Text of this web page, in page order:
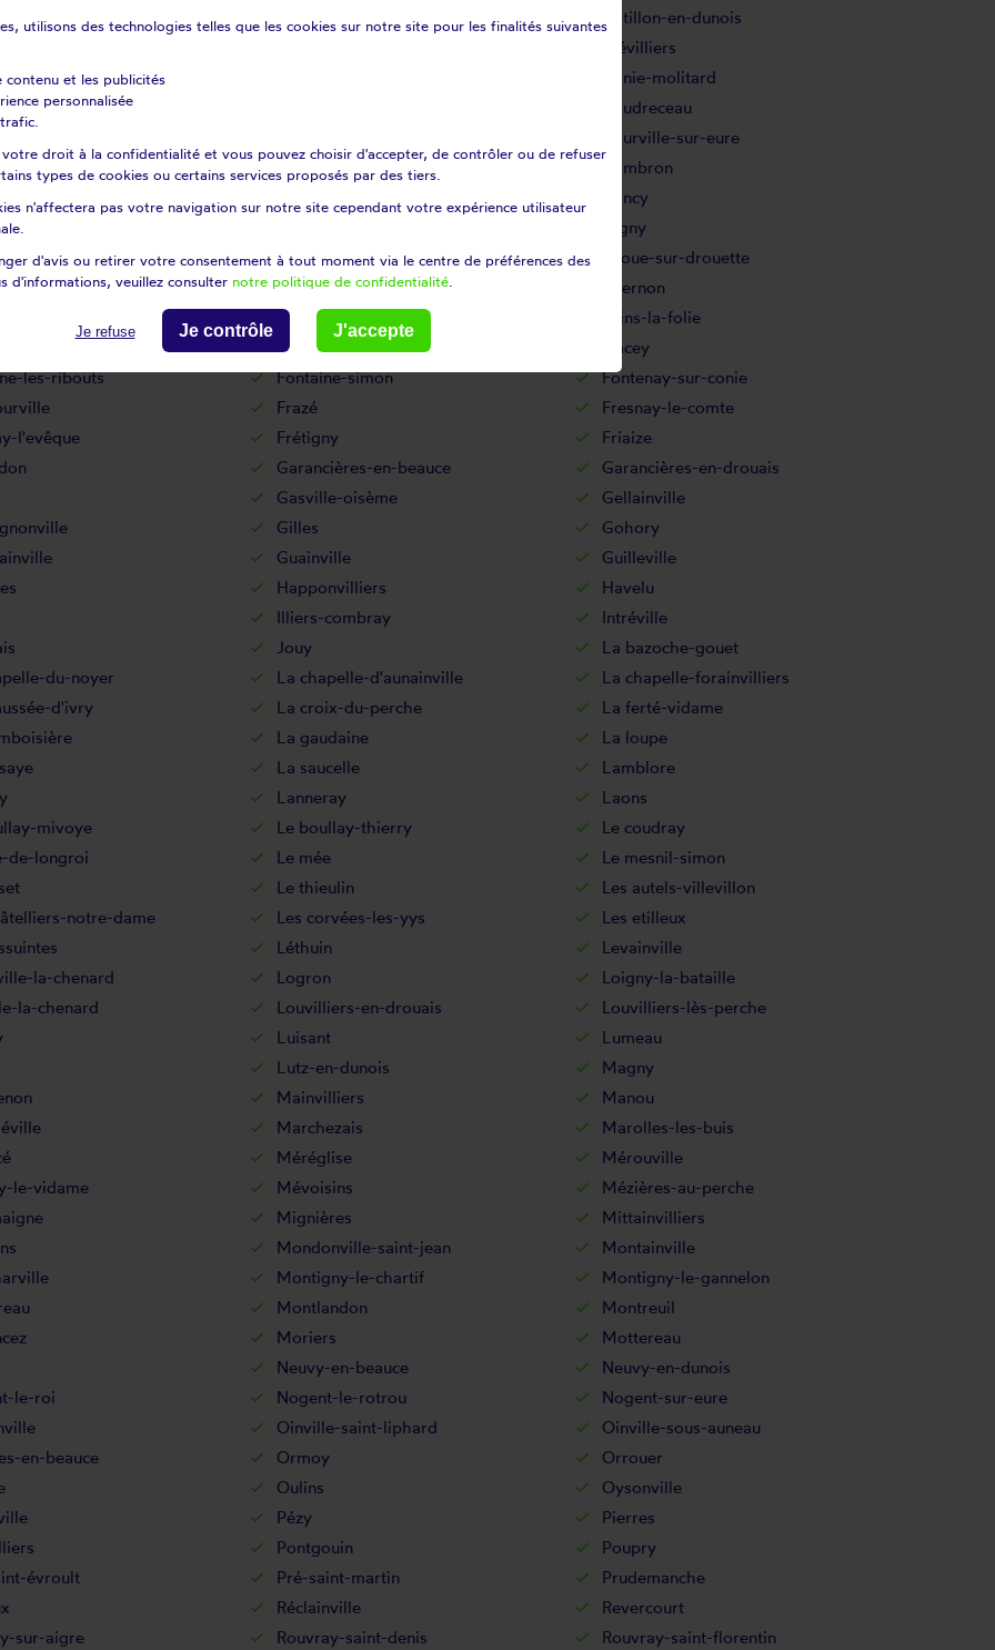
Cherisy
Chtillon-en-dunois
Clévilliers
Conie-molitard
Coudreceau
Courville-sur-eure
Crucey-villages
Dambron
sous-brou Dampierre-sur-avre
Dancy
Digny
Dreux
Droue-sur-drouette
Épeautrolles
Épernon
Escorpain
Fains-la-folie
Fessanvilliers-mattanvillier
Flacey
les-ribouts Fontaine-simon
Fontenay-sur-conie
Frazé
Fresnay-le-comte
l'evêque Frétigny
Friaize
Garancières-en-beauce
Garancières-en-drouais
Gasville-oisème
Gellainville
Gilles
Gohory
Guainville
Guilleville
Happonvilliers
Havelu
Illiers-combray
Intréville
Jouy
La bazoche-gouet
du-noyer La chapelle-d'aunainville
La chapelle-forainvilliers
d'ivry La croix-du-perche
La ferté-vidame
La gaudaine
La loupe
La saucelle
Lamblore
Lanneray
Laons
mivoye Le boullay-thierry
Le coudray
de-longroi Le mée
Le mesnil-simon
Le thieulin
Les autels-villevillon
notre-dame Les corvées-les-yys
Les etilleux
Léthuin
Levainville
la-chenard Logron
Loigny-la-bataille
la-chenard Louvilliers-en-drouais
Louvilliers-lès-perche
Luisant
Lumeau
Lutz-en-dunois
Magny
Mainvilliers
Manou
Marchezais
Marolles-les-buis
Méréglise
Mérouville
le-vidame Mévoisins
Mézières-au-perche
Mignières
Mittainvilliers
Mondonville-saint-jean
Montainville
Montigny-le-chartif
Montigny-le-gannelon
Montlandon
Montreuil
Moriers
Mottereau
Neuvy-en-beauce
Neuvy-en-dunois
le-roi Nogent-le-rotrou
Nogent-sur-eure
Oinville-saint-liphard
Oinville-sous-auneau
en-beauce Ormoy
Orrouer
Oulins
Oysonville
Pézy
Pierres
Pontgouin
Poupry
évroult Pré-saint-martin
Prudemanche
Réclainville
Revercourt
sur-aigre Rouvray-saint-denis Rouvray-saint-florentin
utilisons des technologies telles que les cookies sur notre site pour les finalités suivantes
contenu et les publicités
personnalisée
votre droit à la confidentialité et vous pouvez choisir d'accepter, de contrôler ou de refuser
types de cookies ou certains services proposés par des tiers.
n'affectera pas votre navigation sur notre site cependant votre expérience utilisateur
d'avis ou retirer votre consentement à tout moment via le centre de préférences des
d'informations, veuillez consulter notre politique de confidentialité
Je refuse Je contrôle J'accepte